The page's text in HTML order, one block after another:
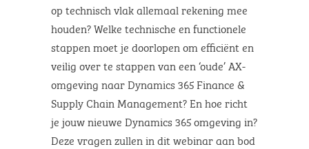
op technisch vlak allemaal rekening mee
houden? Welke technische en functionele
stappen moet je doorlopen om efficiënt en
veilig over te stappen van een ‘oude’ AX-
omgeving naar Dynamics 365 Finance &
Supply Chain Management? En hoe richt
je jouw nieuwe Dynamics 365 omgeving in?
Deze vragen zullen in dit webinar aan bod